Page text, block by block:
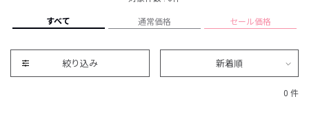
すべて 通常価格 セール価格
絞り込み 新着順
0 件